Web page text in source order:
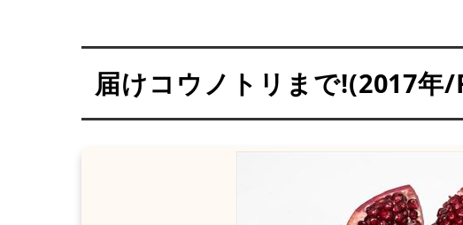
届けコウノトリまで!(2017年